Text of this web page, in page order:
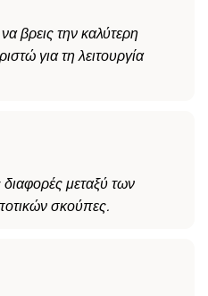
βρεις την καλύτερη
για τη λειτουργία
μεταξύ των
σκούπες.